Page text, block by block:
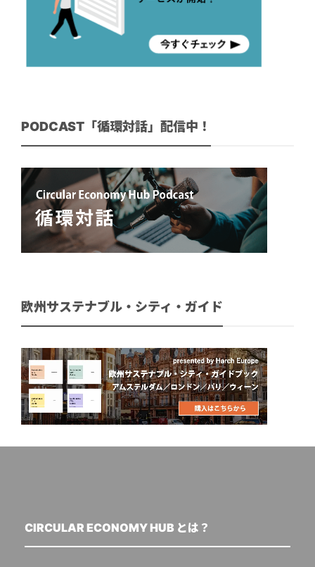
PODCAST「循環対話」配信中！
欧州サステナブル・シティ・ガイド
CIRCULAR ECONOMY HUB とは？